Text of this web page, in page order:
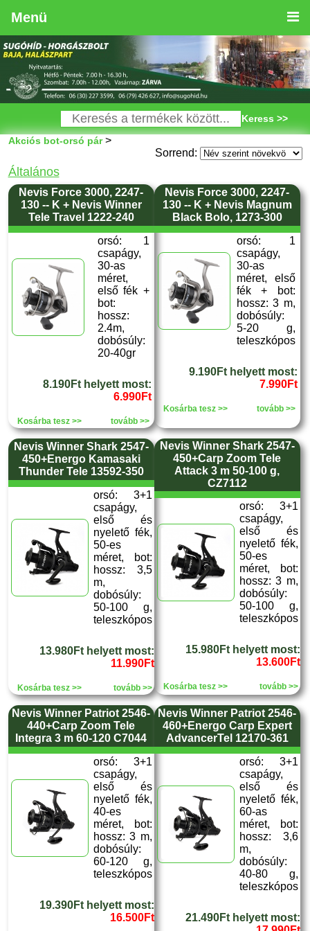
Menü
Keress >>
Akciós bot-orsó pár>
Sorrend:
Általános
Nevis Force 3000, 2247-
130 -- K + Nevis Winner
Tele Travel 1222-240
orsó: 1
csapágy,
30-as
méret,
első fék +
bot:
hossz:
2.4m,
dobósúly:
20-40gr
8.190Ft helyett most:
6.990Ft
Kosárba tesz >> tovább >>
Nevis Force 3000, 2247-
130 -- K + Nevis Magnum
Black Bolo, 1273-300
orsó: 1
csapágy,
30-as
méret, első
fék + bot:
hossz: 3 m,
dobósúly:
5-20 g,
teleszkópos
9.190Ft helyett most:
7.990Ft
Kosárba tesz >> tovább >>
Nevis Winner Shark 2547-
450+Energo Kamasaki
Thunder Tele 13592-350
orsó: 3+1
csapágy,
első és
nyelető fék,
50-es
méret, bot:
hossz: 3,5
m,
dobósúly:
50-100 g,
teleszkópos
13.980Ft helyett most:
11.990Ft
Kosárba tesz >> tovább >>
Nevis Winner Shark 2547-
450+Carp Zoom Tele
Attack 3 m 50-100 g,
CZ7112
orsó: 3+1
csapágy,
első és
nyelető fék,
50-es
méret, bot:
hossz: 3 m,
dobósúly:
50-100 g,
teleszkópos
15.980Ft helyett most:
13.600Ft
Kosárba tesz >> tovább >>
Nevis Winner Patriot 2546-
440+Carp Zoom Tele
Integra 3 m 60-120 C7044
orsó: 3+1
csapágy,
első és
nyelető fék,
40-es
méret, bot:
hossz: 3 m,
dobósúly:
60-120 g,
teleszkópos
19.390Ft helyett most:
16.500Ft
Nevis Winner Patriot 2546-
460+Energo Carp Expert
AdvancerTel 12170-361
orsó: 3+1
csapágy,
első és
nyelető fék,
60-as
méret, bot:
hossz: 3,6
m,
dobósúly:
40-80 g,
teleszkópos
21.490Ft helyett most: